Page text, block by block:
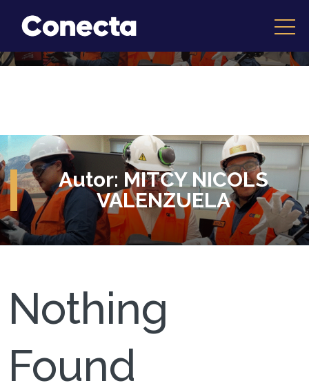
Autor: MITCY NICOLS
VALENZUELA
Nothing
Found